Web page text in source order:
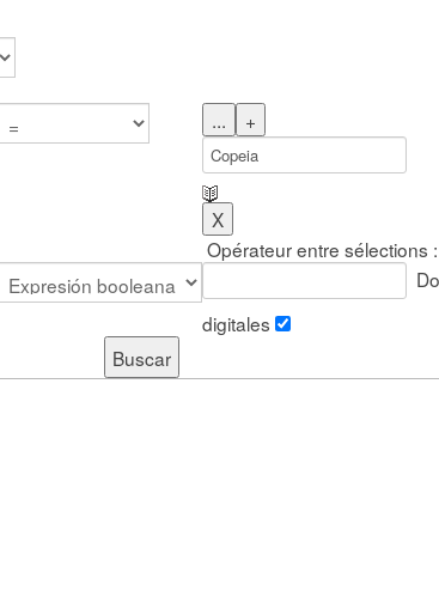
Opérateur entre sélections :
digitales